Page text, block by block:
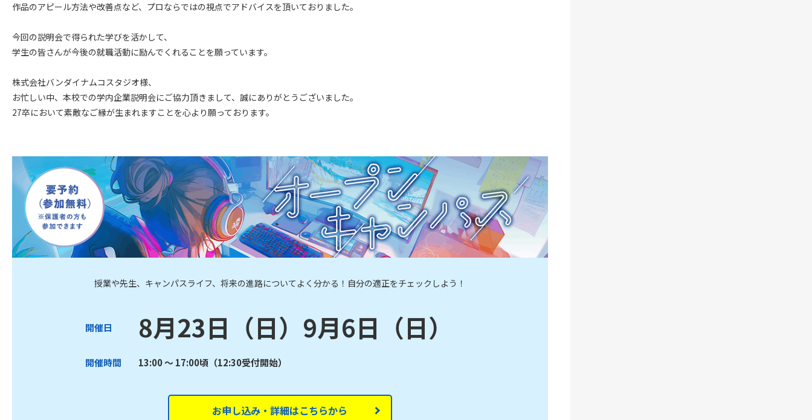
作品のアピール方法や改善点など、プロならではの視点でアドバイスを頂いておりました。
今回の説明会で得られた学びを活かして、
学生の皆さんが今後の就職活動に励んでくれることを願っています。
株式会社バンダイナムコスタジオ様、
お忙しい中、本校での学内企業説明会にご協力頂きまして、誠にありがとうございました。
27卒において素敵なご縁が生まれますことを心より願っております。
授業や先生、キャンパスライフ、将来の進路についてよく分かる！自分の適正をチェックしよう！
開催日 8月23日（日）9月6日（日）
開催時間 13:00 ～ 17:00頃（12:30受付開始）
お申し込み・詳細はこちらから